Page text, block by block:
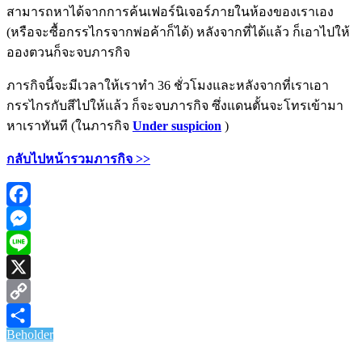
สามารถหาได้จากการค้นเฟอร์นิเจอร์ภายในห้องของเราเอง
(หรือจะซื้อกรรไกรจากพ่อค้าก็ได้) หลังจากที่ได้แล้ว ก็เอาไปให้
อองตวนก็จะจบภารกิจ
ภารกิจนี้จะมีเวลาให้เราทำ 36 ชั่วโมงและหลังจากที่เราเอา
กรรไกรกับสีไปให้แล้ว ก็จะจบภารกิจ ซึ่งแดนตั้นจะโทรเข้ามา
หาเราทันที (ในภารกิจ Under suspicion )
กลับไปหน้ารวมภารกิจ >>
Facebook
Messenger
Line
X
Copy
Link
Share
Beholder